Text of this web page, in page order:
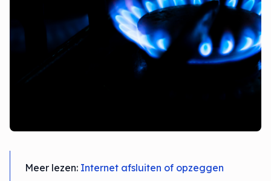
Meer lezen: Internet afsluiten of opzeggen